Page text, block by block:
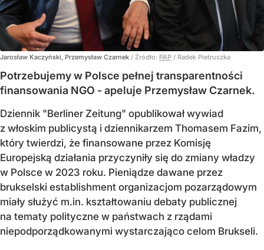
Jarosław Kaczyński, Przemysław Czarnek / Źródło: PAP / Radek Pietruszka
Potrzebujemy w Polsce pełnej transparentności
finansowania NGO - apeluje Przemysław Czarnek.
Dziennik "Berliner Zeitung" opublikował wywiad
z włoskim publicystą i dziennikarzem Thomasem Fazim,
który twierdzi, że finansowane przez Komisję
Europejską działania przyczyniły się do zmiany władzy
w Polsce w 2023 roku. Pieniądze dawane przez
brukselski establishment organizacjom pozarządowym
miały służyć m.in. kształtowaniu debaty publicznej
na tematy polityczne w państwach z rządami
niepodporządkowanymi wystarczająco celom Brukseli.